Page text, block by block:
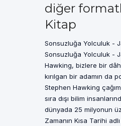
diğer
Kitap
Sonsuzluğa Yolculuk -
Sonsuzluğa Yolculuk -
Hawking, bizlere bir
kırılgan bir adamın da
Stephen Hawking
sıra dışı bilim
dünyada 25 milyonun
Zamanın Kısa Tarihi